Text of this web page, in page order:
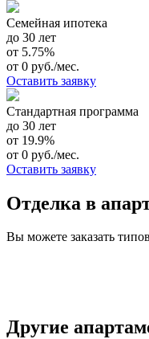
Семейная ипотека
до 30 лет
от 5.75%
от 0 руб./мес.
Оставить заявку
Стандартная программа
до 30 лет
от 19.9%
от 0 руб./мес.
Оставить заявку
Отделка в
Вы можете заказать
Другие